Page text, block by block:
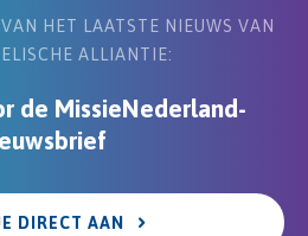
HET LAATSTE NIEUWS VAN
ALLIANTIE:
de MissieNederland-
DIRECT AAN